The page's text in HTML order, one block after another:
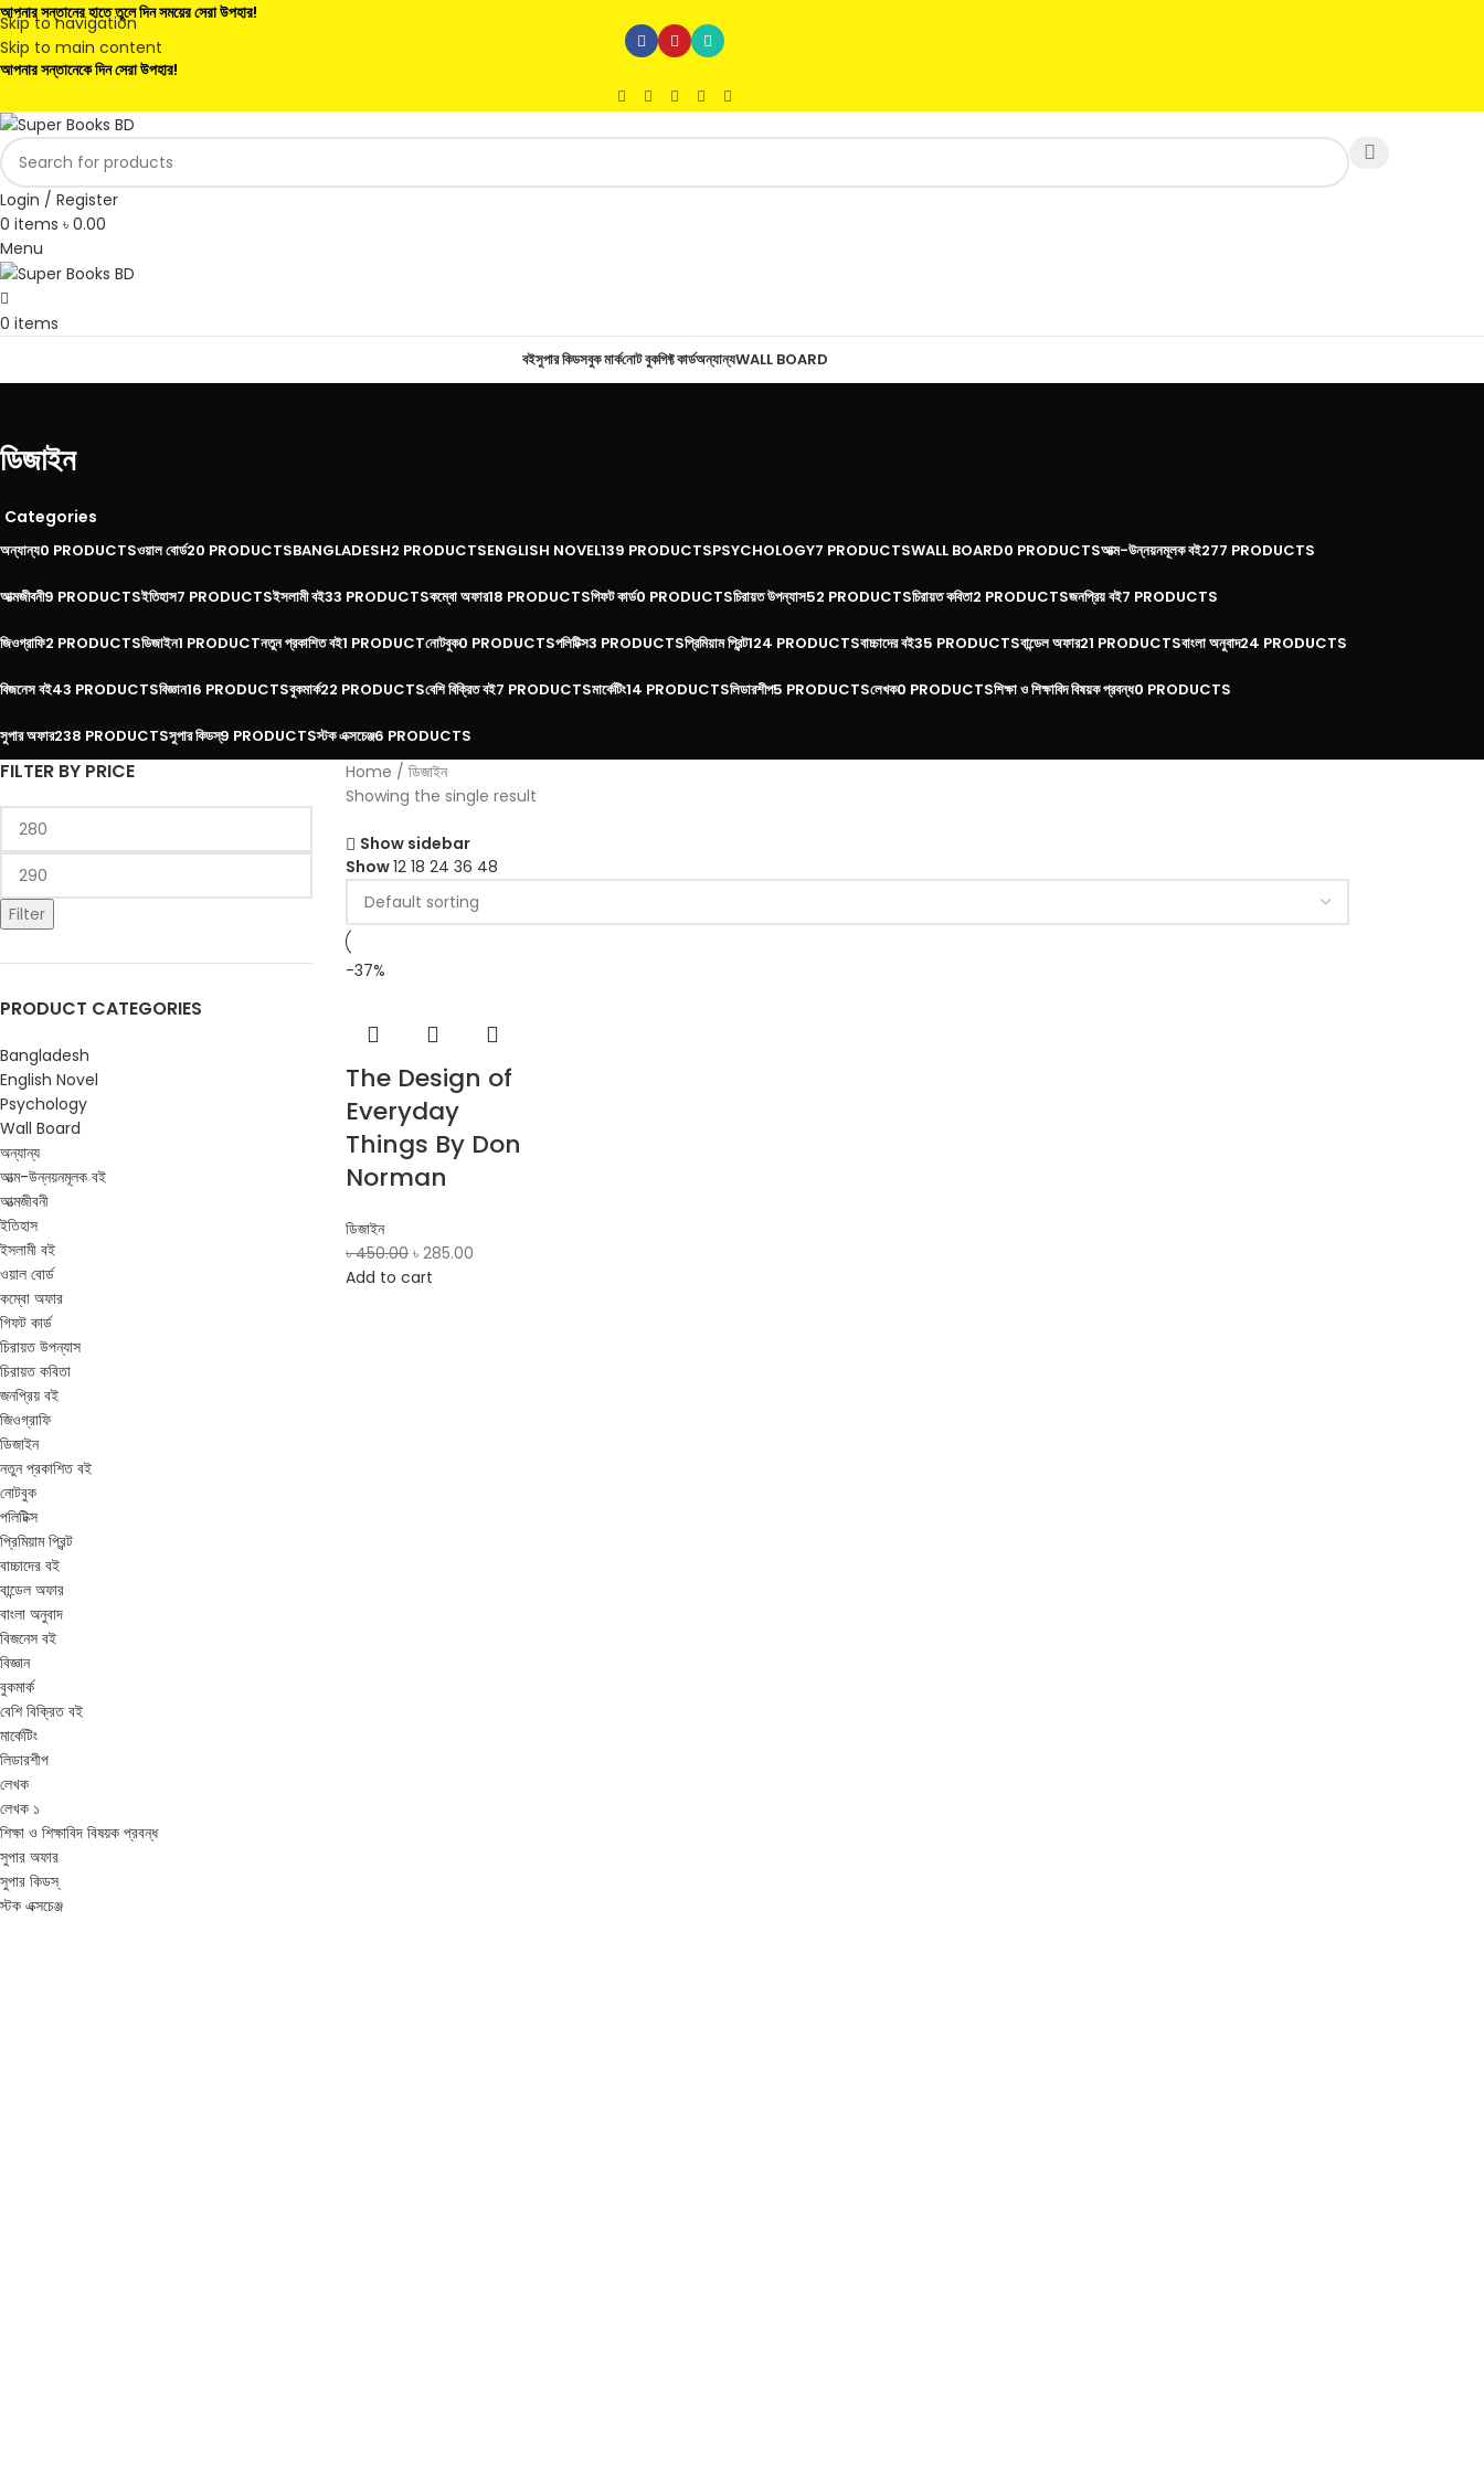
Skip to navigation
Skip to main content
আপনার সন্তানের হাতে তুলে দিন সময়ের সেরা উপহার!
আপনার সন্তানেকে দিন সেরা উপহার!
Login / Register
0 items ৳ 0.00
Menu
0 items
বইসুপার কিডসবুক মার্কনোট বুকগিফ্ট কার্ডঅন্যান্যWALL BOARD
ডিজাইন
Categories
অন্যান্য0 PRODUCTSওয়াল বোর্ড20 PRODUCTSBANGLADESH2 PRODUCTSENGLISH NOVEL139 PRODUCTSPSYCHOLOGY7 PRODUCTSWALL BOARD0 PRODUCTSআত্ম-উন্নয়নমূলক বই277 PRODUCTS
আত্মজীবনী9 PRODUCTSইতিহাস7 PRODUCTSইসলামী বই33 PRODUCTSকম্বো অফার18 PRODUCTSগিফট কার্ড0 PRODUCTSচিরায়ত উপন্যাস52 PRODUCTSচিরায়ত কবিতা2 PRODUCTSজনপ্রিয় বই7 PRODUCTS
জিওগ্রাফি2 PRODUCTSডিজাইন1 PRODUCTনতুন প্রকাশিত বই1 PRODUCTনোটবুক0 PRODUCTSপলিটিক্স3 PRODUCTSপ্রিমিয়াম প্রিন্ট124 PRODUCTSবাচ্চাদের বই35 PRODUCTSবান্ডেল অফার21 PRODUCTSবাংলা অনুবাদ24 PRODUCTS
বিজনেস বই43 PRODUCTSবিজ্ঞান16 PRODUCTSবুকমার্ক22 PRODUCTSবেশি বিক্রিত বই7 PRODUCTSমার্কেটিং14 PRODUCTSলিডারশীপ5 PRODUCTSলেখক0 PRODUCTSশিক্ষা ও শিক্ষাবিদ বিষয়ক প্রবন্ধ0 PRODUCTS
সুপার অফার238 PRODUCTSসুপার কিডস্9 PRODUCTSস্টক এক্সচেঞ্জ6 PRODUCTS
FILTER BY PRICE
Filter
PRODUCT CATEGORIES
Bangladesh
English Novel
Psychology
Wall Board
অন্যান্য
আত্ম-উন্নয়নমূলক বই
আত্মজীবনী
ইতিহাস
ইসলামী বই
ওয়াল বোর্ড
কম্বো অফার
গিফট কার্ড
চিরায়ত উপন্যাস
চিরায়ত কবিতা
জনপ্রিয় বই
জিওগ্রাফি
ডিজাইন
নতুন প্রকাশিত বই
নোটবুক
পলিটিক্স
প্রিমিয়াম প্রিন্ট
বাচ্চাদের বই
বান্ডেল অফার
বাংলা অনুবাদ
বিজনেস বই
বিজ্ঞান
বুকমার্ক
বেশি বিক্রিত বই
মার্কেটিং
লিডারশীপ
লেখক
লেখক ১
শিক্ষা ও শিক্ষাবিদ বিষয়ক প্রবন্ধ
সুপার অফার
সুপার কিডস্
স্টক এক্সচেঞ্জ
Home
ডিজাইন
Showing the single result
Show sidebar
Show12 18 24 36 48
-37%
The Design of
Everyday
Things By Don
Norman
ডিজাইন
৳450.00 ৳ 285.00
Add to cart